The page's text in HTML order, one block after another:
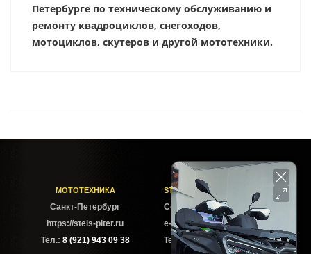
Петербурге по техническому обслуживанию и
ремонту квадроциклов, снегоходов,
мотоциклов, скутеров и другой мототехники.
МОТОТЕХНИКА
Cанкт-Петербург
https://stels-piter.ru
Тел.: 8 (921) 943 09 38
STELS-PITER СОФИЙСКАЯ
Софийская ул. 6Б
e-mail: sales@stels-piter.ru
Тел.:8 (921) 943 09 38